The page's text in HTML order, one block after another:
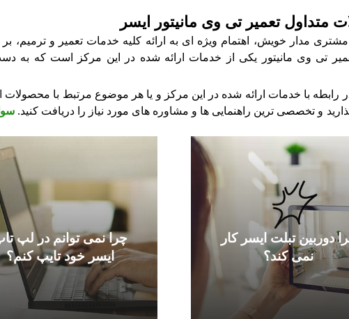
متداول تعمیر تی وی مانیتور ایسر
مدار خویش، اهتمام ویژه ای به ارائه کلیه خدمات تعمیر و ترمیم،
تی وی مانیتور یکی از خدمات ارائه شده در این مرکز است که به
با خدمات ارائه شده در این مرکز و یا هر موضوع مرتبط با محصولات
و تخصصی ترین راهنمایی ها و مشاوره های مورد نیاز را دریافت کنید.
دوربین تبلت ایسر کار
نمی کند؟
چرا نمی توانم در لپ
ایسر خود تایپ کنم؟